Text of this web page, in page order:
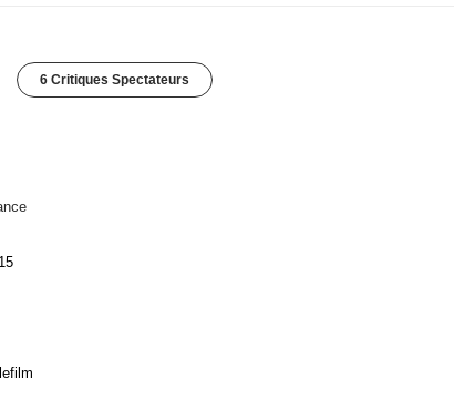
6 Critiques Spectateurs